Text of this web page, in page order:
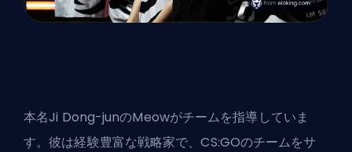
本名Ji Dong-junのMeowがチームを指導していま
す。彼は経験豊富な戦略家で、CS:GOのチームをサ